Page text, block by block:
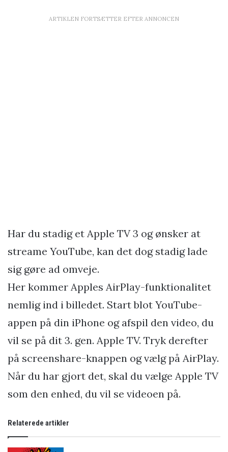
ARTIKLEN FORTSÆTTER EFTER ANNONCEN
Har du stadig et Apple TV 3 og ønsker at
streame YouTube, kan det dog stadig lade
sig gøre ad omveje.
Her kommer Apples AirPlay-funktionalitet
nemlig ind i billedet. Start blot YouTube-
appen på din iPhone og afspil den video, du
vil se på dit 3. gen. Apple TV. Tryk derefter
på screenshare-knappen og vælg på AirPlay.
Når du har gjort det, skal du vælge Apple TV
som den enhed, du vil se videoen på.
Relaterede artikler